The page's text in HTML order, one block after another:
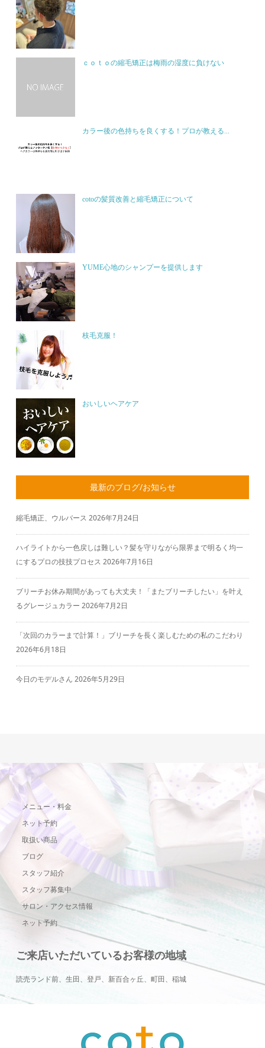
ｃｏｔｏの縮毛矯正は梅雨の湿度に負けない
カラー後の色持ちを良くする！プロが教える...
cotoの髪質改善と縮毛矯正について
YUME心地のシャンプーを提供します
枝毛克服！
おいしいヘアケア
最新のブログ/お知らせ
縮毛矯正、ウルバース 2026年7月24日
ハイライトから一色戻しは難しい？髪を守りながら限界まで明るく均一
にするプロの技技プロセス 2026年7月16日
ブリーチお休み期間があっても大丈夫！「またブリーチしたい」を叶え
るグレージュカラー 2026年7月2日
「次回のカラーまで計算！」ブリーチを長く楽しむための私のこだわり
2026年6月18日
今日のモデルさん 2026年5月29日
メニュー・料金
ネット予約
取扱い商品
ブログ
スタッフ紹介
スタッフ募集中
サロン・アクセス情報
ネット予約
ご来店いただいているお客様の地域
読売ランド前、生田、登戸、新百合ヶ丘、町田、稲城